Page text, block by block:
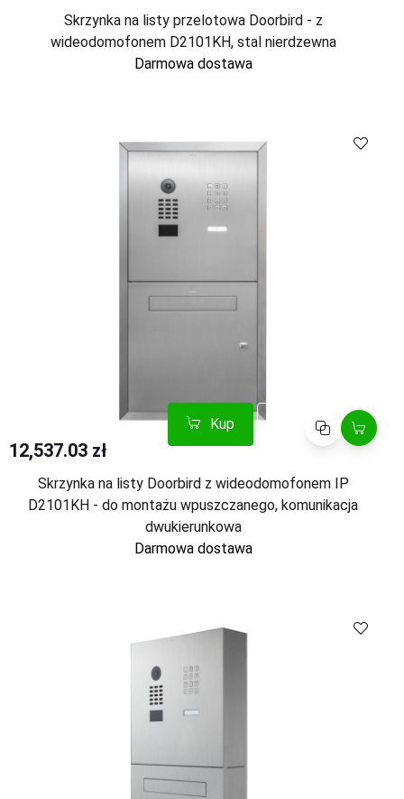
Skrzynka na listy przelotowa Doorbird - z
wideodomofonem D2101KH, stal nierdzewna
Darmowa dostawa
Kup Porównaj
12,537.03 zł
Skrzynka na listy Doorbird z wideodomofonem IP
D2101KH - do montażu wpuszczanego, komunikacja
dwukierunkowa
Darmowa dostawa